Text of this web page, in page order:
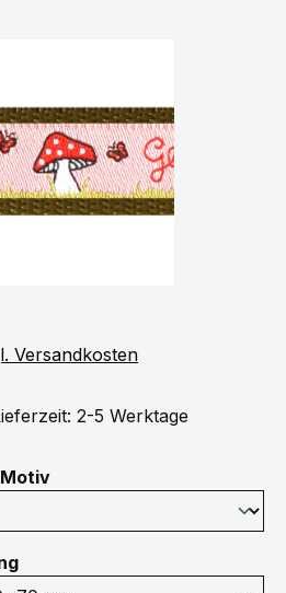
Versandkosten
2-5 Werktage
auswählen
auswählen